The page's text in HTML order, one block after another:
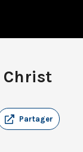
Christ
Partager